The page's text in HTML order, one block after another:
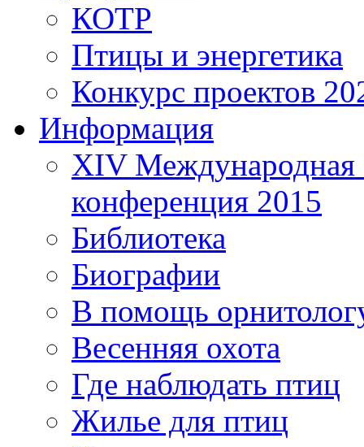
КОТР
Птицы и энергетика
Конкурс проектов
Информация
XIV Международная
конференция 2015
Библиотека
Биографии
В помощь
Весенняя охота
Где наблюдать птиц
Жилье для птиц